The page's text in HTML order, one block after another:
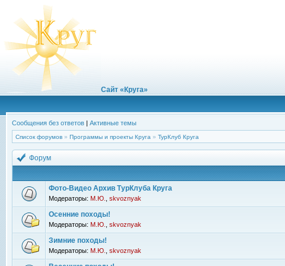
Сайт «Круга»
Сообщения без ответов | Активные темы
Список форумов » Программы и проекты Круга » ТурКлуб Круга
Форум
Фото-Видео Архив ТурКлуба Круга
Модераторы: М.Ю. skvoznyak
Осенние походы!
Модераторы: М.Ю. skvoznyak
Зимние походы!
Модераторы: М.Ю. skvoznyak